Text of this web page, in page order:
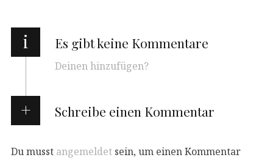
i Es gibt keine Kommentare
Deinen hinzufügen?
Schreibe einen Kommentar
Du musst angemeldet sein, um einen Kommentar